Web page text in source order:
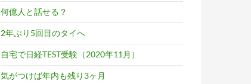
何億人と話せる？
2年ぶり5回目のタイへ
自宅で日経TEST受験（2020年11月）
気がつけば年内も残り3ヶ月